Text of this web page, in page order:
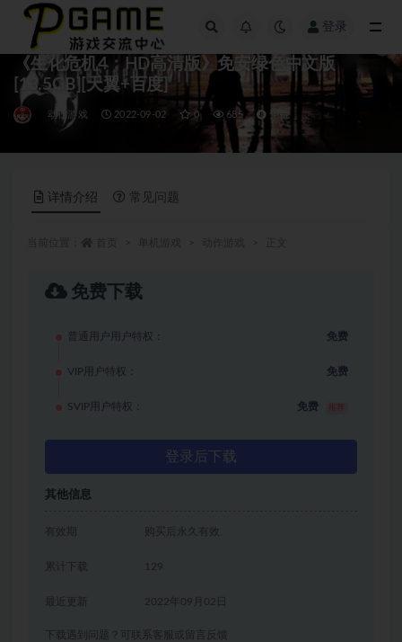
登录
《生化危机4：HD高清版》免安绿色中文版
[13.5GB][天翼+百度]
动作游戏 2022-09-02 0 685 免费
详情介绍 常见问题
免费下载
普通用户用户特权： 免费
VIP用户特权： 免费
SVIP用户特权： 免费
登录后下载
其他信息
有效期 购买后永久有效
累计下载 129
2022年09月02日
下载遇到问题？可联系客服或留言反馈
全部